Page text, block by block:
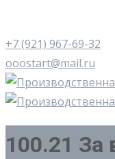
+7 (921) 967-69-32
ooostart@mail.ru
100.21 За